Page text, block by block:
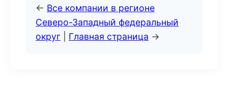
← Все компании в регионе
Северо-Западный федеральный
округ
Главная страница →